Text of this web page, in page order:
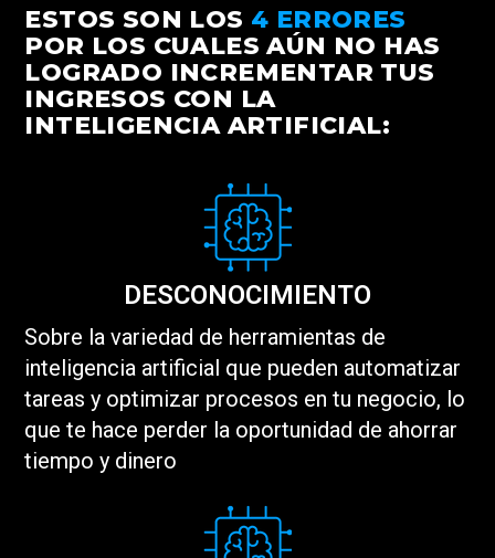
ESTOS SON LOS 4 ERRORES
POR LOS CUALES AÚN NO HAS
LOGRADO INCREMENTAR TUS
INGRESOS CON LA
INTELIGENCIA ARTIFICIAL:
DESCONOCIMIENTO
Sobre la variedad de herramientas de
inteligencia artificial que pueden automatizar
tareas y optimizar procesos en tu negocio, lo
que te hace perder la oportunidad de ahorrar
tiempo y dinero